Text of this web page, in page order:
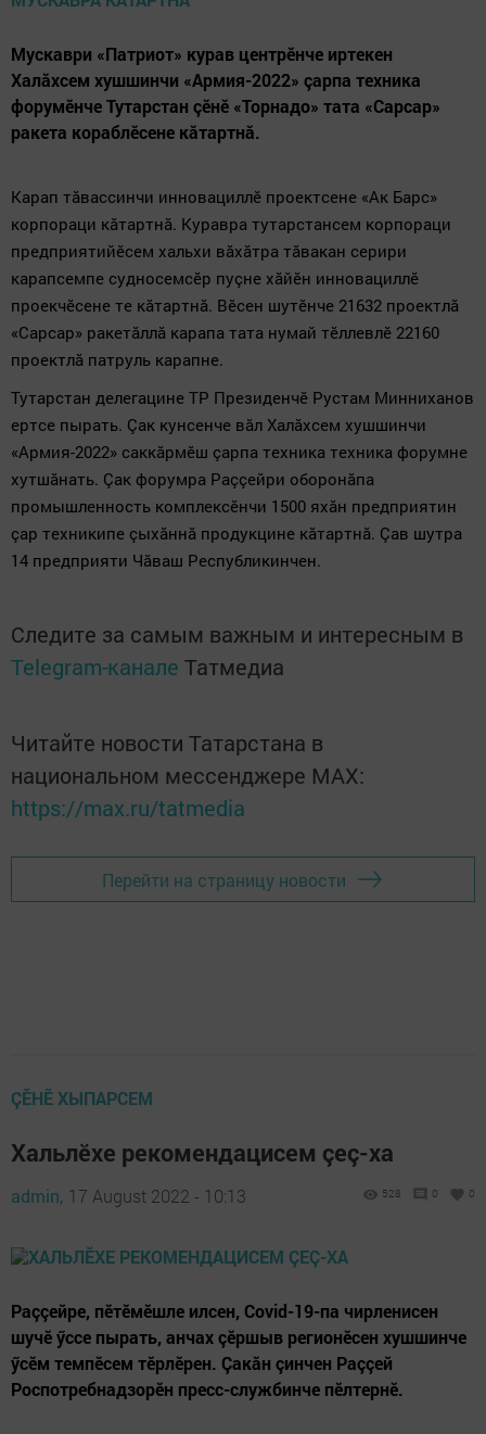
Мускаври «Патриот» курав центрӗнче иртекен
Халăхсем хушшинчи «Армия-2022» çарпа техника
форумӗнче Тутарстан çӗнӗ «Торнадо» тата «Сарсар»
ракета кораблӗсене кăтартнă.
Карап тăвассинчи инновациллӗ проектсене «Ак Барс»
корпораци кăтартнă. Куравра тутарстансем корпораци
предприятийӗсем хальхи вăхăтра тăвакан серири
карапсемпе судносемсӗр пуçне хăйӗн инновациллӗ
проекчӗсене те кăтартнă. Вӗсен шутӗнче 21632 проектлă
«Сарсар» ракетăллă карапа тата нумай тӗллевлӗ 22160
проектлă патруль карапне.
Тутарстан делегацине ТР Президенчӗ Рустам Минниханов
ертсе пырать. Çак кунсенче вăл Халăхсем хушшинчи
«Армия-2022» саккăрмӗш çарпа техника техника форумне
хутшăнать. Çак форумра Раççейри оборонăпа
промышленность комплексӗнчи 1500 яхăн предприятин
çар техникипе çыхăннă продукцине кăтартнă. Çав шутра
14 предприяти Чăваш Республикинчен.
Следите за самым важным и интересным в
Telegram-канале Татмедиа
Читайте новости Татарстана в
национальном мессенджере MАХ:
https://max.ru/tatmedia
Перейти на страницу новости
ÇӖНӖ ХЫПАРСЕМ
Хальлӗхе рекомендацисем çеç-ха
admin, 17 August 2022 - 10:13 528 0 0
Раççейре, пӗтӗмӗшле илсен, Covid-19-па чирленисен
шучӗ ӳссе пырать, анчах çӗршыв регионӗсен хушшинче
ӳсӗм темпӗсем тӗрлӗрен. Çакăн çинчен Раççей
Роспотребнадзорӗн пресс-службинче пӗлтернӗ.